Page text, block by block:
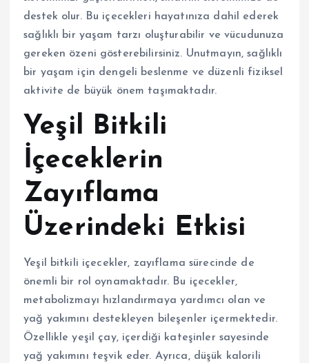
destek olur. Bu içecekleri hayatınıza dahil ederek
sağlıklı bir yaşam tarzı oluşturabilir ve vücudunuza
gereken özeni gösterebilirsiniz. Unutmayın, sağlıklı
bir yaşam için dengeli beslenme ve düzenli fiziksel
aktivite de büyük önem taşımaktadır.
Yeşil Bitkili
İçeceklerin
Zayıflama
Üzerindeki Etkisi
Yeşil bitkili içecekler, zayıflama sürecinde de
önemli bir rol oynamaktadır. Bu içecekler,
metabolizmayı hızlandırmaya yardımcı olan ve
yağ yakımını destekleyen bileşenler içermektedir.
Özellikle yeşil çay, içerdiği kateşinler sayesinde
yağ yakımını teşvik eder. Ayrıca, düşük kalorili